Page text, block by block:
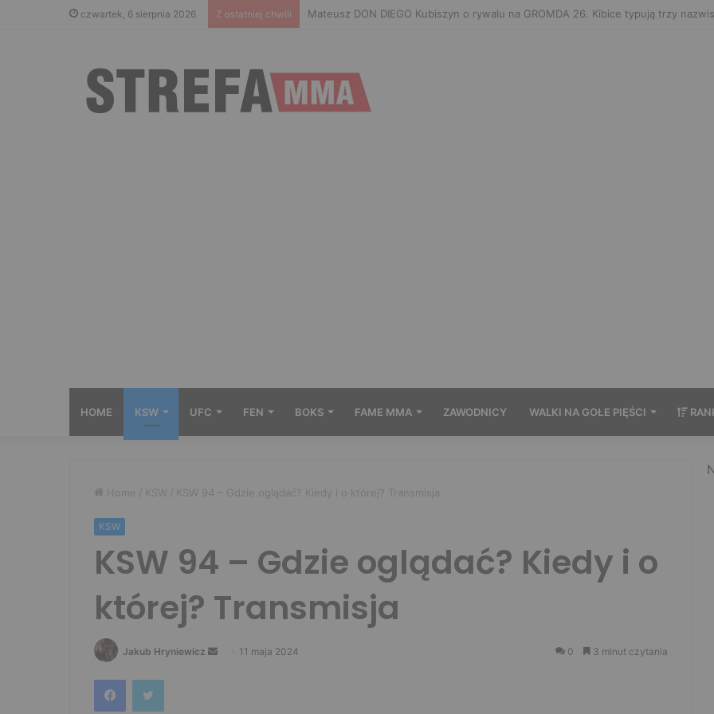
czwartek, 6 sierpnia 2026 Z ostatniej chwili Islam Makhachev zaończy karierę po UFC 330? Mistrz rozwiał wszelkie
HOME KSW UFC FEN BOKS FAME MMA ZAWODNICY WALKI NA GOŁE PIĘŚCI
Home / KSW / KSW 94 – Gdzie oglądać? Kiedy i o której? Transmisja
KSW
KSW 94 – Gdzie oglądać? Kiedy i o
której? Transmisja
Jakub Hryniewicz
Send 11 maja 2024 0 3 minut czytania
FacebookTwitter